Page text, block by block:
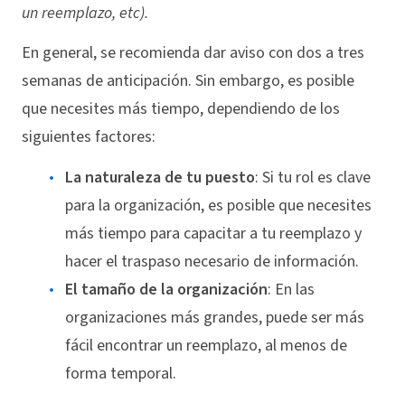
un reemplazo, etc).
En general, se recomienda dar aviso con dos a tres
semanas de anticipación. Sin embargo, es posible
que necesites más tiempo, dependiendo de los
siguientes factores:
La naturaleza de tu puesto: Si tu rol es clave
para la organización, es posible que necesites
más tiempo para capacitar a tu reemplazo y
hacer el traspaso necesario de información.
El tamaño de la organización: En las
organizaciones más grandes, puede ser más
fácil encontrar un reemplazo, al menos de
forma temporal.